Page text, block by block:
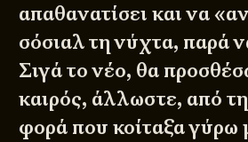
απαθανατίσει και να
σόσιαλ τη νύχτα, παρά
Σιγά το νέο, θα
καιρός, άλλωστε, από
φορά που κοίταξα γύρω